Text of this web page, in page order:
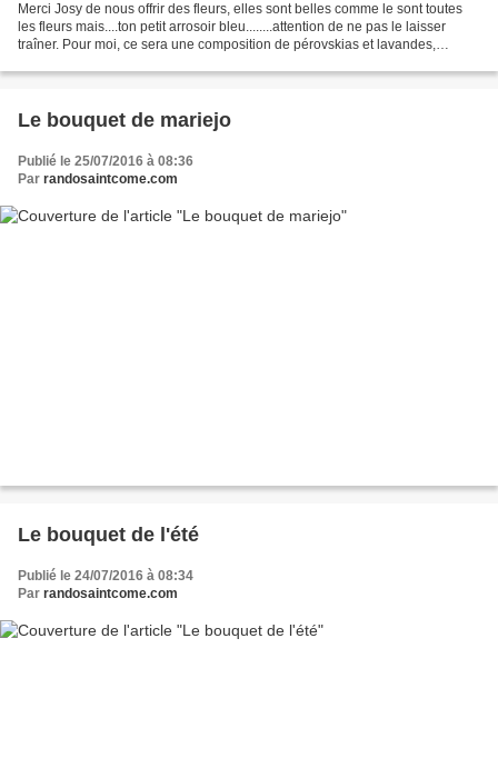
Merci Josy de nous offrir des fleurs, elles sont belles comme le sont toutes
les fleurs mais....ton petit arrosoir bleu........attention de ne pas le laisser
traîner. Pour moi, ce sera une composition de pérovskias et lavandes,
Le bouquet de mariejo
Publié le 25/07/2016 à 08:36
Par randosaintcome.com
Le bouquet de l'été
Publié le 24/07/2016 à 08:34
Par randosaintcome.com